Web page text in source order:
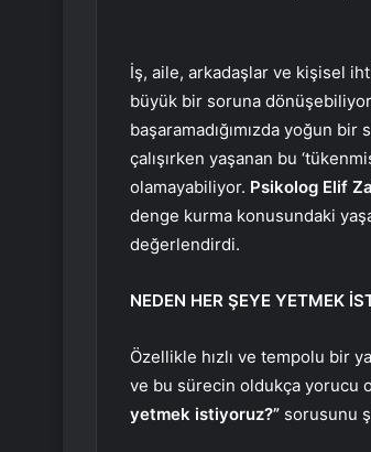
İş, aile, arkadaşlar ve kişisel
büyük bir soruna
başaramadığımızda yoğun
çalışırken yaşanan bu
olamayabiliyor. Psikolog Elif
denge kurma konusundaki
değerlendirdi.
NEDEN HER ŞEYE YETMEK
Özellikle hızlı ve tempolu bir
ve bu sürecin oldukça yorucu
yetmek istiyoruz?” sorusunu